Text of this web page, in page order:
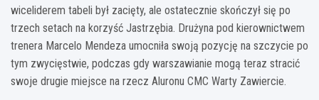
wiceliderem tabeli był zacięty, ale ostatecznie skończył się po
trzech setach na korzyść Jastrzębia. Drużyna pod kierownictwem
trenera Marcelo Mendeza umocniła swoją pozycję na szczycie po
tym zwycięstwie, podczas gdy warszawianie mogą teraz stracić
swoje drugie miejsce na rzecz Aluronu CMC Warty Zawiercie.